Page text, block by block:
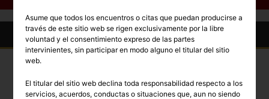
Otros Travestis en Madrid capital
PREMIUM
PREMIUM
Asume que todos los encuentros o citas que puedan producirse a
través de este sitio web se rigen exclusivamente por la libre
voluntad y el consentimiento expreso de las partes
intervinientes, sin participar en modo alguno el titular del sitio
web.
El titular del sitio web declina toda responsabilidad respecto a los
servicios, acuerdos, conductas o situaciones que, aun no siendo